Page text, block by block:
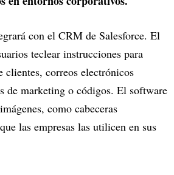
con el CRM de Salesforce. El
teclear instrucciones para
clientes, correos electrónicos
de marketing o códigos. El software
como cabeceras
las empresas las utilicen en sus